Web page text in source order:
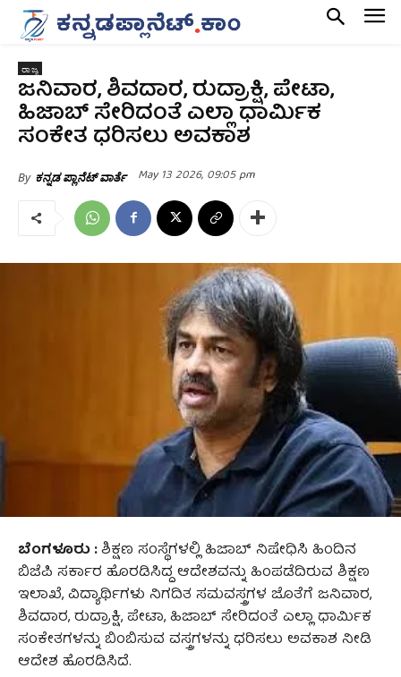
ರಾಜ್ಯ
ಜನಿವಾರ, ಶಿವದಾರ, ರುದ್ರಾಕ್ಷಿ, ಪೇಟಾ,
ಹಿಜಾಬ್ ಸೇರಿದಂತೆ ಎಲ್ಲಾ ಧಾರ್ಮಿಕ
ಸಂಕೇತ ಧರಿಸಲು ಅವಕಾಶ
By ಕನ್ನಡ ಪ್ಲಾನೆಟ್ ವಾರ್ತೆ May 13 2026, 09:05 pm
ಬೆಂಗಳೂರು :ಶಿಕ್ಷಣ ಸಂಸ್ಥೆಗಳಲ್ಲಿ ಹಿಜಾಬ್ ನಿಷೇಧಿಸಿ ಹಿಂದಿನ
ಬಿಜೆಪಿ ಸರ್ಕಾರ ಹೊರಡಿಸಿದ್ದ ಆದೇಶವನ್ನು ಹಿಂಪಡೆದಿರುವ ಶಿಕ್ಷಣ
ಇಲಾಖೆ, ವಿದ್ಯಾರ್ಥಿಗಳು ನಿಗದಿತ ಸಮವಸ್ತ್ರಗಳ ಜೊತೆಗೆ ಜನಿವಾರ,
ಶಿವದಾರ, ರುದ್ರಾಕ್ಷಿ, ಪೇಟಾ, ಹಿಜಾಬ್ ಸೇರಿದಂತೆ ಎಲ್ಲಾ ಧಾರ್ಮಿಕ
ಸಂಕೇತಗಳನ್ನು ಬಿಂಬಿಸುವ ವಸ್ತ್ರಗಳನ್ನು ಧರಿಸಲು ಅವಕಾಶ ನೀಡಿ
ಆದೇಶ ಹೊರಡಿಸಿದೆ.